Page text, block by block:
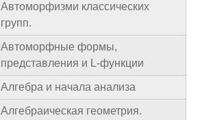
Автоморфизми классических
групп.
Автоморфные формы,
представления и L-функции
Алгебра и начала анализа
Алгебраическая геометрия.